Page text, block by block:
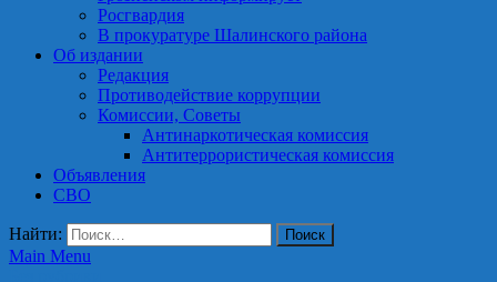
Росгвардия
В прокуратуре Шалинского района
Об издании
Редакция
Противодействие коррупции
Комиссии, Советы
Антинаркотическая комиссия
Антитеррористическая комиссия
Объявления
СВО
Найти:
Main Menu